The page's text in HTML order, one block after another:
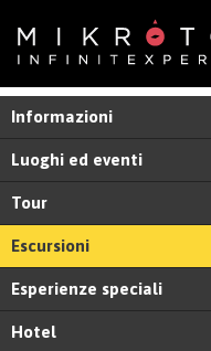
Informazioni
Luoghi ed eventi
Tour
Escursioni
Esperienze speciali
Hotel